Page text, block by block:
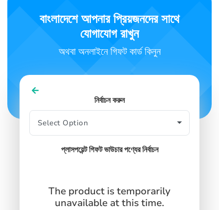
সেবা
বাংলা
SIGN INSIGN UP
বাংলাদেশে আপনার প্রিয়জনদের সাথে
যোগাযোগ রাখুন
অথবা অনলাইনে গিফট কার্ড কিনুন
নির্বাচন করুন
প্লাসপয়েন্ট গিফট ভাউচার পণ্যের নির্বাচন
The product is temporarily
unavailable at this time.